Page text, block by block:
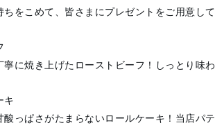
ちをこめて、皆さまにプレゼントをご用意して
寧に焼き上げたローストビーフ！しっとり味
キ
酸っぱさがたまらないロールケーキ！当店パ